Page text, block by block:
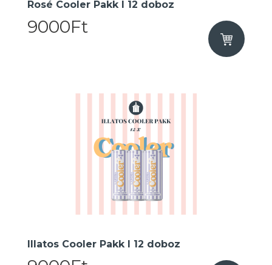
Rosé Cooler Pakk I 12 doboz
9000Ft
Illatos Cooler Pakk I 12 doboz